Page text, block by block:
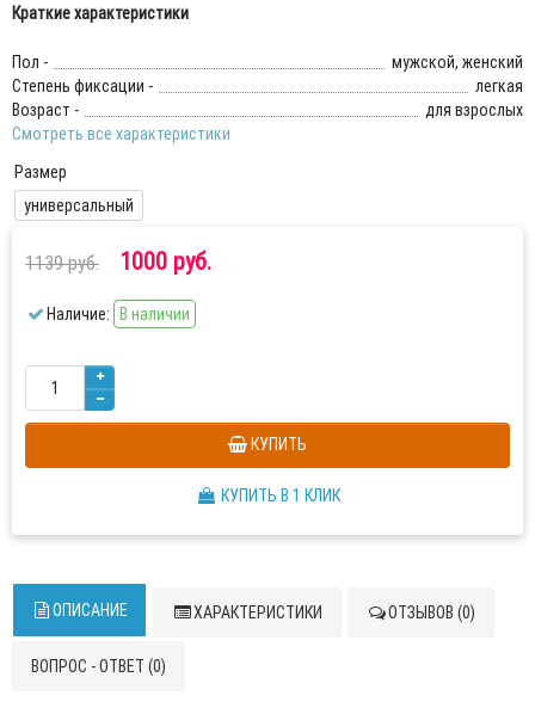
Краткие характеристики
Пол -
мужской, женский
Степень фиксации -
легкая
Возраст -
для взрослых
Смотреть все характеристики
Размер
универсальный
1139 руб. 1000 руб.
Наличие: В наличии
КУПИТЬ
КУПИТЬ В 1 КЛИК
ОПИСАНИЕ ХАРАКТЕРИСТИКИ ОТЗЫВОВ (0)
ВОПРОС - ОТВЕТ (0)